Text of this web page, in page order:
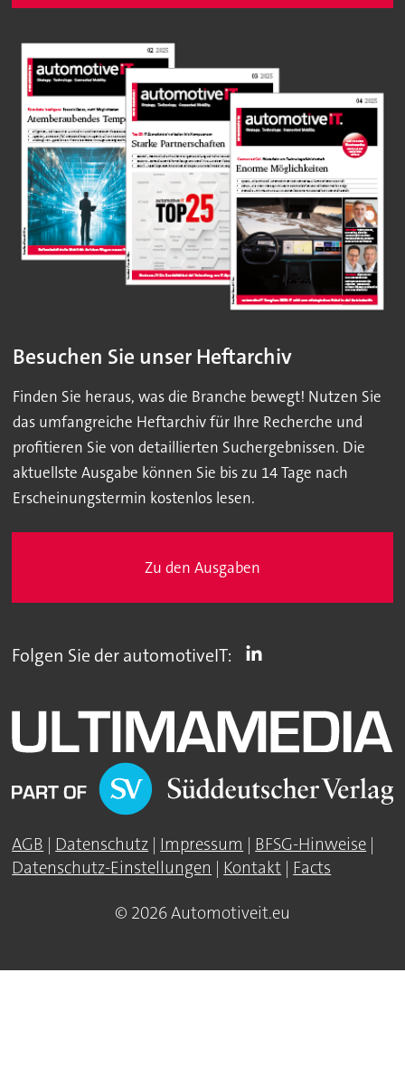
Besuchen Sie unser Heftarchiv
Finden Sie heraus, was die Branche bewegt! Nutzen Sie
das umfangreiche Heftarchiv für Ihre Recherche und
profitieren Sie von detaillierten Suchergebnissen. Die
aktuellste Ausgabe können Sie bis zu 14 Tage nach
Erscheinungstermin kostenlos lesen.
Zu den Ausgaben
Folgen Sie der automotiveIT:
AGB | Datenschutz | Impressum | BFSG-Hinweise |
Datenschutz-Einstellungen | Kontakt | Facts
© 2026 Automotiveit.eu